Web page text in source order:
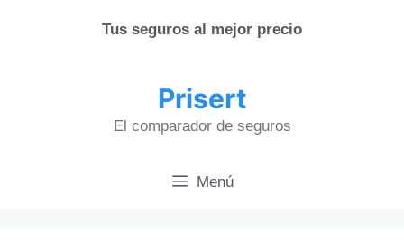
Tus seguros al mejor precio
Prisert
El comparador de seguros
Menú